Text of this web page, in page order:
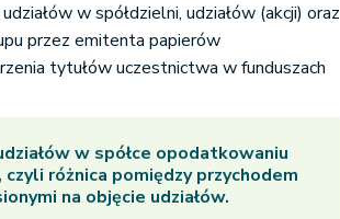
w spółdzielni, udziałów (akcji) oraz
przez emitenta papierów
tytułów uczestnictwa w funduszach
w spółce opodatkowaniu
różnica pomiędzy przychodem
na objęcie udziałów.